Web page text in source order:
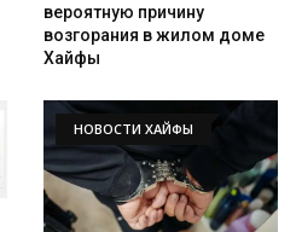
вероятную причину
возгорания в жилом доме
Хайфы
НОВОСТИ ХАЙФЫ